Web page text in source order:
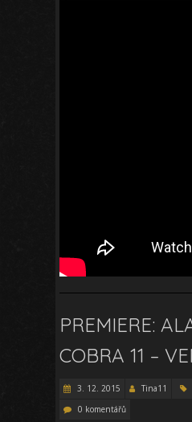
PREMIERE:
COBRA 11 –
3. 12. 2015 Tina11
0 komentářů